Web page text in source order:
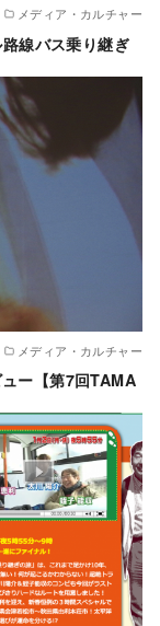
メディア・カルチャー
線バス乗り継ぎ
メディア・カルチャー
ー【第7回TAMA